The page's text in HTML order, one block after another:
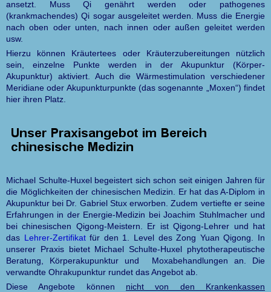
ansetzt. Muss Qi genährt werden oder pathogenes
(krankmachendes) Qi sogar ausgeleitet werden. Muss die Energie
nach oben oder unten, nach innen oder außen geleitet werden
usw.
Hierzu können Kräutertees oder Kräuterzubereitungen nützlich
sein, einzelne Punkte werden in der Akupunktur (Körper-
Akupunktur) aktiviert. Auch die Wärmestimulation verschiedener
Meridiane oder Akupunkturpunkte (das sogenannte „Moxen“) findet
hier ihren Platz.
Michael Schulte-Huxel begeistert sich schon seit einigen Jahren für
die Möglichkeiten der chinesischen Medizin. Er hat das A-Diplom in
Akupunktur bei Dr. Gabriel Stux erworben. Zudem vertiefte er seine
Erfahrungen in der Energie-Medizin bei Joachim Stuhlmacher und
bei chinesischen Qigong-Meistern. Er ist Qigong-Lehrer und hat
das Lehrer-Zertifikatfür den 1. Level des Zong Yuan Qigong. In
unserer Praxis bietet Michael Schulte-Huxel phytotherapeutische
Beratung, Körperakupunktur und Moxabehandlungen an. Die
verwandte Ohrakupunktur rundet das Angebot ab.
Diese Angebote können nicht von den Krankenkassen